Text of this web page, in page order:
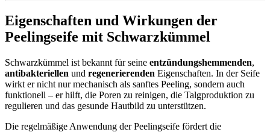
Eigenschaften und Wirkungen der
Peelingseife mit Schwarzkümmel
Schwarzkümmel ist bekannt für seine entzündungshemmenden,
antibakteriellen und regenerierenden Eigenschaften. In der Seife
wirkt er nicht nur mechanisch als sanftes Peeling, sondern auch
funktionell – er hilft, die Poren zu reinigen, die Talgproduktion zu
regulieren und das gesunde Hautbild zu unterstützen.
Die regelmäßige Anwendung der Peelingseife fördert die